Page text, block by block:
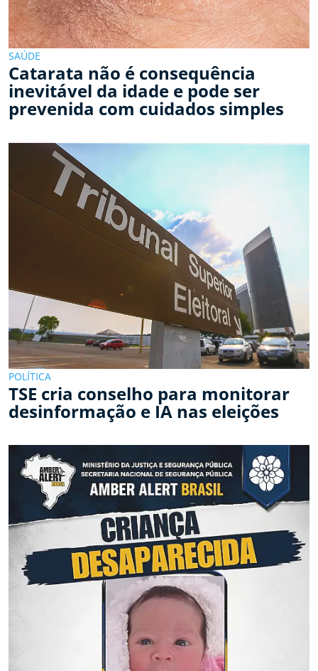
SAÚDE
Catarata não é consequência
inevitável da idade e pode ser
prevenida com cuidados simples
POLÍTICA
TSE cria conselho para monitorar
desinformação e IA nas eleições